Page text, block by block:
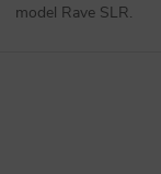
model Rave SLR.